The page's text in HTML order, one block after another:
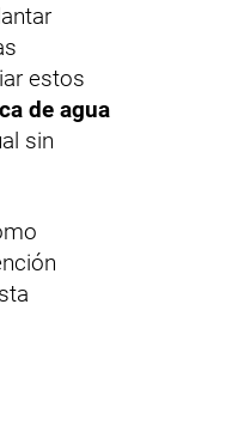
estos
de agua
sin